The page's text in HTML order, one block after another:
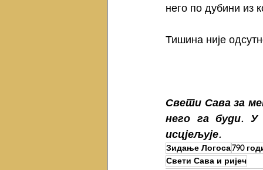
него по дубини из
Тишина није
Свети Сава за
него га буди. У
исцјељује.
Зидање Логоса790
Свети Сава и ријеч